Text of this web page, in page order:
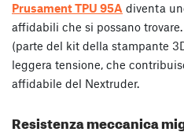
Prusament TPU 95A diventa
affidabili che si possano
(parte del kit della stampante
leggera tensione, che
affidabile del Nextruder.
Resistenza meccanica